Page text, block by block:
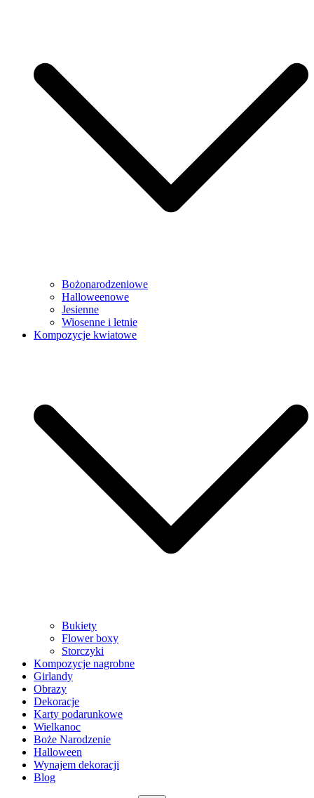
Bożonarodzeniowe
Halloweenowe
Jesienne
Wiosenne i letnie
Kompozycje kwiatowe
Bukiety
Flower boxy
Storczyki
Kompozycje nagrobne
Girlandy
Obrazy
Dekoracje
Karty podarunkowe
Wielkanoc
Boże Narodzenie
Halloween
Wynajem dekoracji
Blog